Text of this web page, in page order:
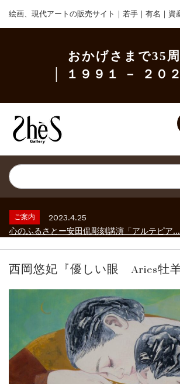
絵画、現代アートの販売サイト｜若手｜有名｜資
おかげさまで35
│ １９９１ － ２０
ギャラリーシーズ「秋の美術散歩 京都・大...
ご案内
2026.2.17
ご案内
2023.4.25
心のふるさとー安田侃彫刻講演「アルテピア...
ご案内
2026.2.17
2023.4.25
心のふるさとー安田侃彫刻講演「アルテピア...
2023.2.25
ギャラリーシーズ「秋の美術散歩 京都・大...
西岡悠妃『優しい眼 Aries牡羊